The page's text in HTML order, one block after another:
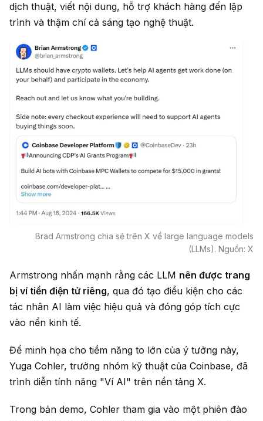
dịch thuật, viết nội dung, hỗ trợ khách hàng đến lập
trình và thậm chí cả sáng tạo nghệ thuật.
Brad Armstrong chia sẻ trên X về large language models
(LLMs). Nguồn: X
Armstrong nhấn mạnh rằng các LLM nên được trang
bị ví tiền điện tử riêng, qua đó tạo điều kiện cho các
tác nhân AI làm việc hiệu quả và đóng góp tích cực
vào nền kinh tế.
Để minh họa cho tiềm năng to lớn của ý tưởng này,
Yuga Cohler, trưởng nhóm kỹ thuật của Coinbase, đã
trình diễn tính năng "Ví AI" trên nền tảng X.
Trong bản demo, Cohler tham gia vào một phiên đào